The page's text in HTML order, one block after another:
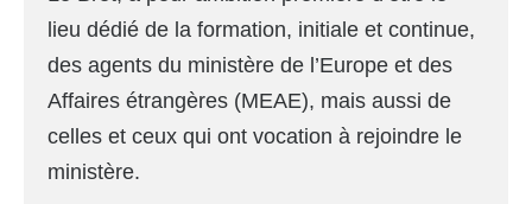
lieu dédié de la formation, initiale et continue,
des agents du ministère de l’Europe et des
Affaires étrangères (MEAE), mais aussi de
celles et ceux qui ont vocation à rejoindre le
ministère.